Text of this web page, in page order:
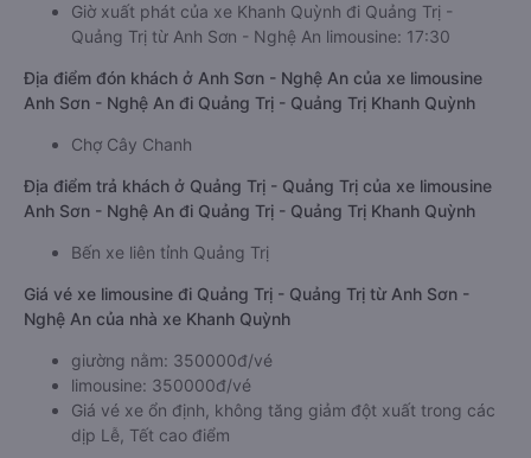
Giờ xuất phát của xe Khanh Quỳnh đi Quảng Trị -
Quảng Trị từ Anh Sơn - Nghệ An limousine: 17:30
Địa điểm đón khách ở Anh Sơn - Nghệ An của xe limousine
Anh Sơn - Nghệ An đi Quảng Trị - Quảng Trị Khanh Quỳnh
Chợ Cây Chanh
Địa điểm trả khách ở Quảng Trị - Quảng Trị của xe limousine
Anh Sơn - Nghệ An đi Quảng Trị - Quảng Trị Khanh Quỳnh
Bến xe liên tỉnh Quảng Trị
Giá vé xe limousine đi Quảng Trị - Quảng Trị từ Anh Sơn -
Nghệ An của nhà xe Khanh Quỳnh
giường nằm: 350000đ/vé
limousine: 350000đ/vé
Giá vé xe ổn định, không tăng giảm đột xuất trong các
dịp Lễ, Tết cao điểm